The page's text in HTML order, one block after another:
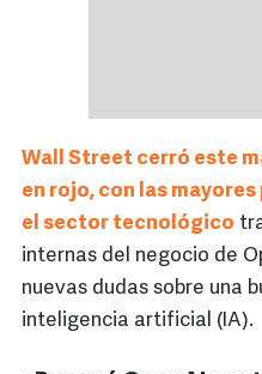
Wall Street cerró este
en rojo, con las
el sector tecnológico
internas del negocio de
nuevas dudas sobre una
inteligencia artificial (IA).